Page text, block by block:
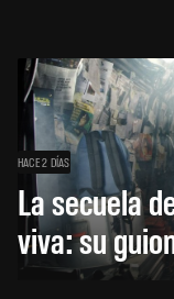
HACE 2 DÍAS
La secuela
viva: su